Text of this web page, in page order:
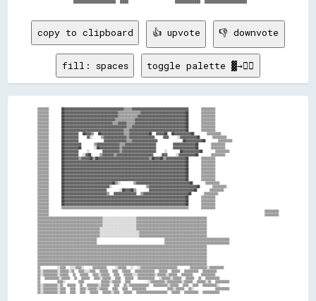
copy to clipboard 👍 upvote 👎 downvote
fill: spaces toggle palette ▓→✊🏽